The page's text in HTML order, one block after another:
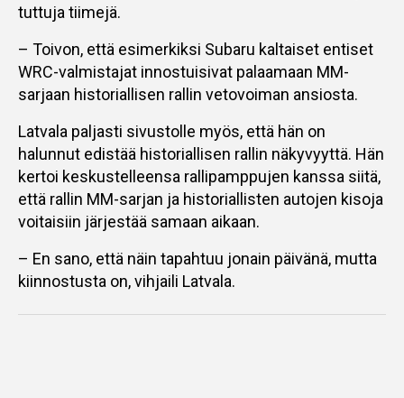
tuttuja tiimejä.
– Toivon, että esimerkiksi Subaru kaltaiset entiset
WRC-valmistajat innostuisivat palaamaan MM-
sarjaan historiallisen rallin vetovoiman ansiosta.
Latvala paljasti sivustolle myös, että hän on
halunnut edistää historiallisen rallin näkyvyyttä. Hän
kertoi keskustelleensa rallipamppujen kanssa siitä,
että rallin MM-sarjan ja historiallisten autojen kisoja
voitaisiin järjestää samaan aikaan.
– En sano, että näin tapahtuu jonain päivänä, mutta
kiinnostusta on, vihjaili Latvala.